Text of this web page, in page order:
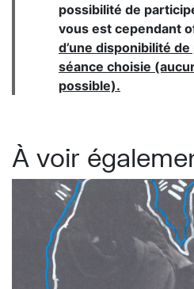
possibilité de
vous est cependant
d’une disponibilité
séance choisie
possible).
À voir